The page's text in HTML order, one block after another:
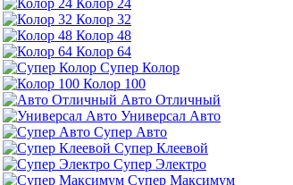
Колор 24
Колор 32
Колор 48
Колор 64
Супер Колор
Колор 100
Авто Отличный
Универсал Авто
Супер Авто
Супер Клеевой
Супер Электро
Супер Максимум